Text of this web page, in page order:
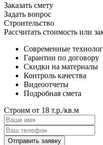
Заказать смету
Задать вопрос
Строительство
Рассчитать стоимость или
Современные
Гарантии по договору
Скидки на материалы
Контроль качества
Видеоотчеты
Подробная смета
Строим от 18 т.р./кв.м
Отправить заявку